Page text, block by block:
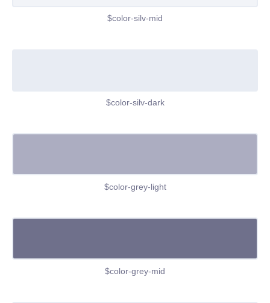
$color-silv-mid
$color-silv-dark
$color-grey-light
$color-grey-mid